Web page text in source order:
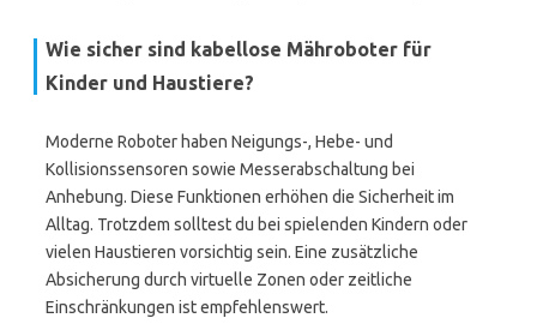
Wie sicher sind kabellose Mähroboter für
Kinder und Haustiere?
Moderne Roboter haben Neigungs-, Hebe- und
Kollisionssensoren sowie Messerabschaltung bei
Anhebung. Diese Funktionen erhöhen die Sicherheit im
Alltag. Trotzdem solltest du bei spielenden Kindern oder
vielen Haustieren vorsichtig sein. Eine zusätzliche
Absicherung durch virtuelle Zonen oder zeitliche
Einschränkungen ist empfehlenswert.